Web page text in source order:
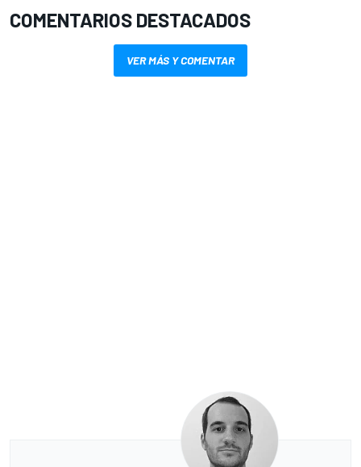
COMENTARIOS DESTACADOS
VER MÁS Y COMENTAR